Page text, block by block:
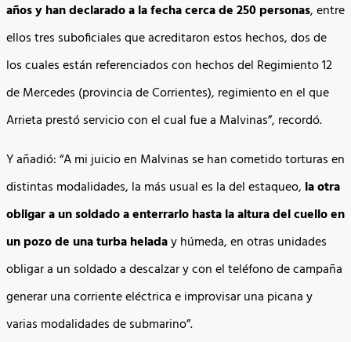
años y han declarado a la fecha cerca de 250 personas, entre
ellos tres suboficiales que acreditaron estos hechos, dos de
los cuales están referenciados con hechos del Regimiento 12
de Mercedes (provincia de Corrientes), regimiento en el que
Arrieta prestó servicio con el cual fue a Malvinas”, recordó.
Y añadió: “A mi juicio en Malvinas se han cometido torturas en
distintas modalidades, la más usual es la del estaqueo, la otra
obligar a un soldado a enterrarlo hasta la altura del cuello en
un pozo de una turba heladay húmeda, en otras unidades
obligar a un soldado a descalzar y con el teléfono de campaña
generar una corriente eléctrica e improvisar una picana y
varias modalidades de submarino”.